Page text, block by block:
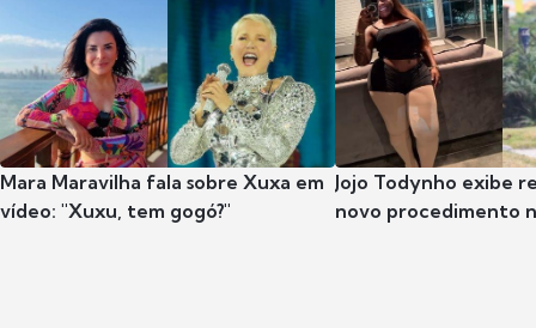
Mara Maravilha fala sobre Xuxa em
vídeo: "Xuxu, tem gogó?"
Jojo Todynho exibe
novo procedimento